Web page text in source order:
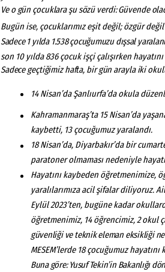
Ve o gün çocuklaraşusözü verdi:Güvende
Bugün ise, çocuklarımız eşit değil; özgür
Sadece 1 yılda 1.538çocuğumuzu dışsal
son 10 yılda 836 çocuk işçi çalışırken
Sadece geçtiğimiz hafta, bir gün arayla iki
14 Nisan’da Şanlıurfa’da okula
Kahramanmaraş’ta 15 Nisan’da
kaybetti, 13 çocuğumuz yaralandı.
18 Nisan’da, Diyarbakır’da bir
paratoner olmaması nedeniyle
Hayatını kaybeden öğretmenimize,
yaralılarımıza acil şifalar diliyoruz.
Eylül 2023’ten, bugüne kadar
öğretmenimiz, 14 öğrencimiz, 2 okul
güvenliği ve teknikeleman eksikliği
MESEM’lerde 18 çocuğumuz
Buna göre: YusufTekin’in Bakanlığı